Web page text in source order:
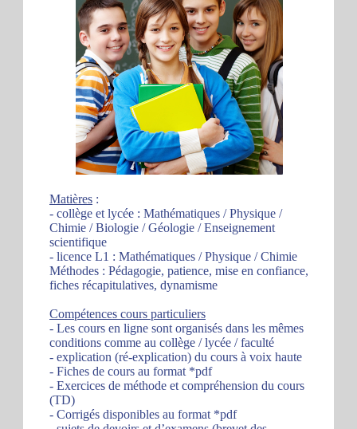
Matières :
- collège et lycée : Mathématiques / Physique /
Chimie / Biologie / Géologie / Enseignement
scientifique
- licence L1 : Mathématiques / Physique / Chimie
Méthodes : Pédagogie, patience, mise en confiance,
fiches récapitulatives, dynamisme
Compétences cours particuliers
- Les cours en ligne sont organisés dans les mêmes
conditions comme au collège / lycée / faculté
- explication (ré-explication) du cours à voix haute
- Fiches de cours au format *pdf
- Exercices de méthode et compréhension du cours
(TD)
- Corrigés disponibles au format *pdf